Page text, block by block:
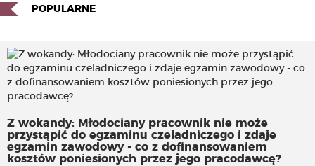
POPULARNE
Z wokandy: Młodociany pracownik nie może
przystąpić do egzaminu czeladniczego i zdaje
egzamin zawodowy - co z dofinansowaniem
kosztów poniesionych przez jego pracodawcę?